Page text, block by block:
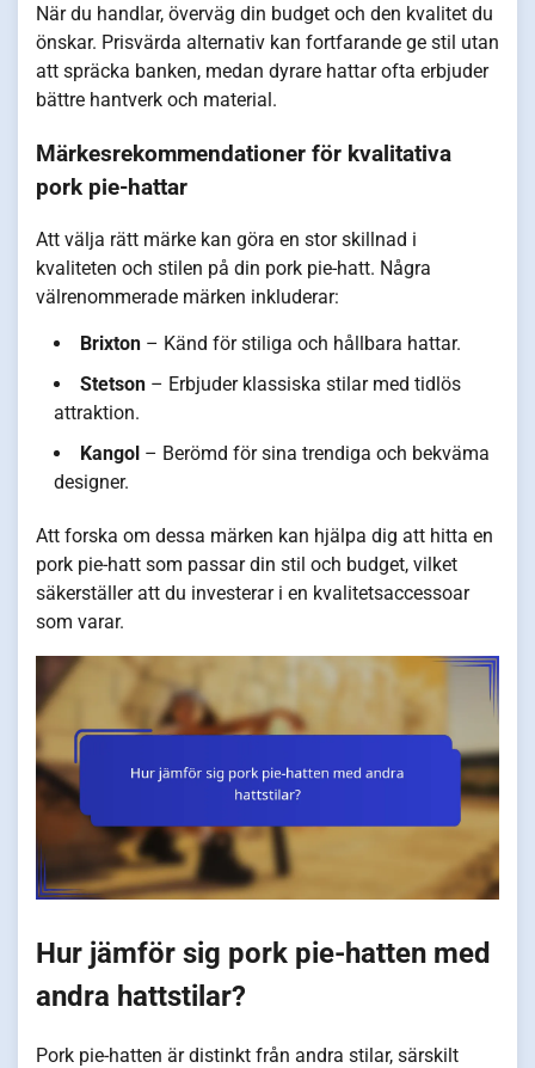
När du handlar, överväg din budget och den kvalitet du
önskar. Prisvärda alternativ kan fortfarande ge stil utan
att spräcka banken, medan dyrare hattar ofta erbjuder
bättre hantverk och material.
Märkesrekommendationer för kvalitativa
pork pie-hattar
Att välja rätt märke kan göra en stor skillnad i
kvaliteten och stilen på din pork pie-hatt. Några
välrenommerade märken inkluderar:
Brixton – Känd för stiliga och hållbara hattar.
Stetson – Erbjuder klassiska stilar med tidlös
attraktion.
Kangol – Berömd för sina trendiga och bekväma
designer.
Att forska om dessa märken kan hjälpa dig att hitta en
pork pie-hatt som passar din stil och budget, vilket
säkerställer att du investerar i en kvalitetsaccessoar
som varar.
Hur jämför sig pork pie-hatten med
andra hattstilar?
Pork pie-hatten är distinkt från andra stilar, särskilt